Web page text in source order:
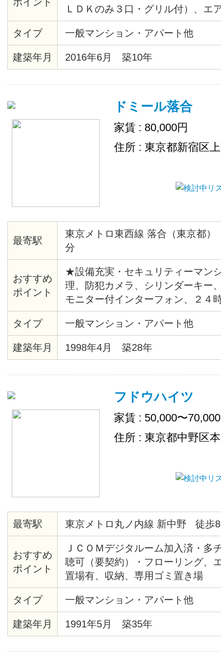
ＬＤＫのみ３口・グリル付）、エ
ボックス バルコニー、室内干フッ
ーインターホンあり。
タイプ 一般マンション・アパート他
建築年月 2016年6月 築10年
ドミール落合
家賃 : 80,000円
住所 : 東京都新宿区
最寄駅
東京メトロ東西線 落合（東京都
分
おすすめ
ポイント
★設備充実・セキュリティーマ
理、防犯カメラ、シリンダーキー
モニター付インターフォン、２４
テム、給湯、バストイレ別、洗浄
ー、クッションフロア、各居室照
ト、シューズボックス、インター
ー、宅配ロッカー、ゴミ置場、駐
タイプ 一般マンション・アパート他
建築年月 1998年4月 築28年
フドウハイツ
家賃 : 50,000〜
住所 : 東京都中野区
最寄駅 東京メトロ丸ノ内線 新中野 徒歩
おすすめ
ポイント
ＪＣＯＭデジタルーム加入済・多
聴可（要契約）・フローリング、
置場有、収納、専用ゴミ置き場
タイプ 一般マンション・アパート他
建築年月 1991年5月 築35年